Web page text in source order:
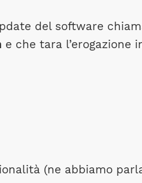
del software
e che tara l’erogazione
(ne abbiamo